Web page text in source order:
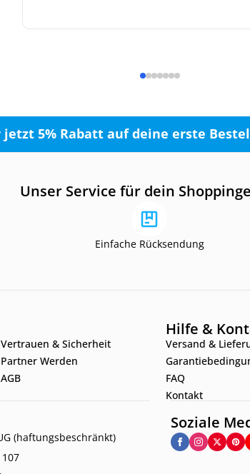
jetzt 5% Rabatt auf deine erste
Unser Service für dein
Einfache Rücksendung
Vertrauen & Sicherheit
Partner Werden
AGB
Hilfe &
Versand &
FAQ
Kontakt
(haftungsbeschränkt)
Soziale